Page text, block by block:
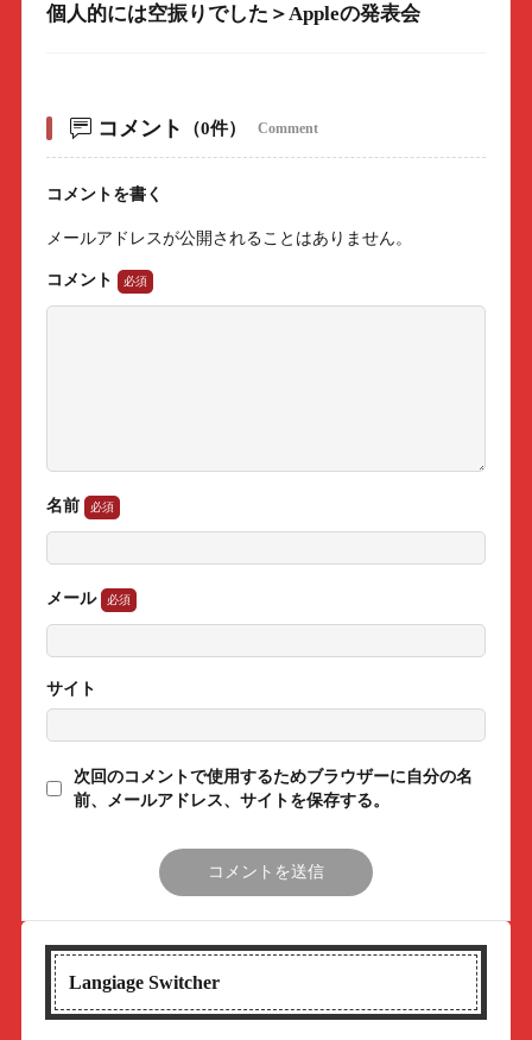
個人的には空振りでした＞Appleの発表会
コメント （0件） Comment
コメントを書く
メールアドレスが公開されることはありません。
コメント
名前
メール
サイト
次回のコメントで使用するためブラウザーに自分の名
前、メールアドレス、サイトを保存する。
Langiage Switcher